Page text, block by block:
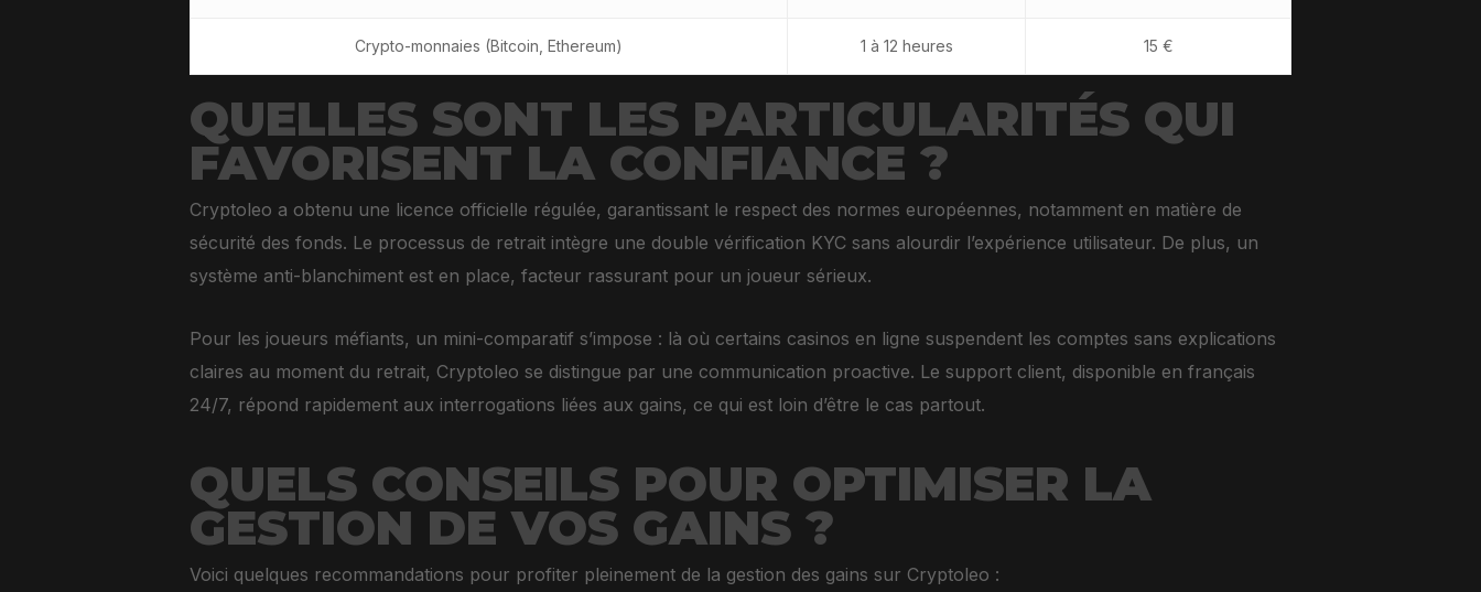
Crypto-monnaies (Bitcoin, Ethereum) 1 à 12 heures 15 €
QUELLES SONT LES PARTICULARITÉS QUI
FAVORISENT LA CONFIANCE ?
Cryptoleo a obtenu une licence officielle régulée, garantissant le respect des normes européennes, notamment en matière de
sécurité des fonds. Le processus de retrait intègre une double vérification KYC sans alourdir l’expérience utilisateur. De plus, un
système anti-blanchiment est en place, facteur rassurant pour un joueur sérieux.
Pour les joueurs méfiants, un mini-comparatif s’impose : là où certains casinos en ligne suspendent les comptes sans explications
claires au moment du retrait, Cryptoleo se distingue par une communication proactive. Le support client, disponible en français
24/7, répond rapidement aux interrogations liées aux gains, ce qui est loin d’être le cas partout.
QUELS CONSEILS POUR OPTIMISER LA
GESTION DE VOS GAINS ?
Voici quelques recommandations pour profiter pleinement de la gestion des gains sur Cryptoleo :